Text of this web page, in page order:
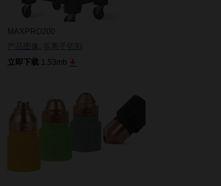
MAXPRO200
产品图像 , 等离子切割
立即下载 1.53mb